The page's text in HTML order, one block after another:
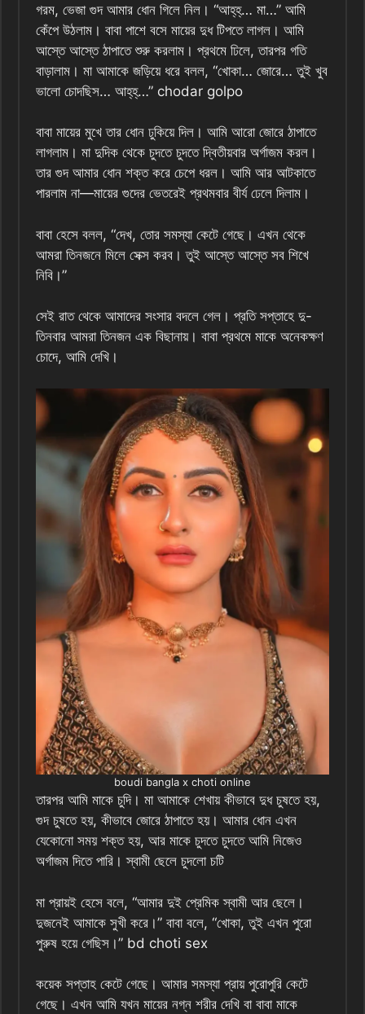
গরম, ভেজা গুদ আমার ধোন গিলে নিল। “আহ্‌হ্‌… মা…” আমি
কেঁপে উঠলাম। বাবা পাশে বসে মায়ের দুধ টিপতে লাগল। আমি
আস্তে আস্তে ঠাপাতে শুরু করলাম। প্রথমে ঢিলে, তারপর গতি
বাড়ালাম। মা আমাকে জড়িয়ে ধরে বলল, “খোকা… জোরে… তুই খুব
ভালো চোদছিস… আহ্‌হ্‌…” chodar golpo
বাবা মায়ের মুখে তার ধোন ঢুকিয়ে দিল। আমি আরো জোরে ঠাপাতে
লাগলাম। মা দুদিক থেকে চুদতে চুদতে দ্বিতীয়বার অর্গাজম করল।
তার গুদ আমার ধোন শক্ত করে চেপে ধরল। আমি আর আটকাতে
পারলাম না—মায়ের গুদের ভেতরেই প্রথমবার বীর্য ঢেলে দিলাম।
বাবা হেসে বলল, “দেখ, তোর সমস্যা কেটে গেছে। এখন থেকে
আমরা তিনজনে মিলে সেক্স করব। তুই আস্তে আস্তে সব শিখে
নিবি।”
সেই রাত থেকে আমাদের সংসার বদলে গেল। প্রতি সপ্তাহে দু-
তিনবার আমরা তিনজন এক বিছানায়। বাবা প্রথমে মাকে অনেকক্ষণ
চোদে, আমি দেখি।
boudi bangla x choti online
তারপর আমি মাকে চুদি। মা আমাকে শেখায় কীভাবে দুধ চুষতে হয়,
গুদ চুষতে হয়, কীভাবে জোরে ঠাপাতে হয়। আমার ধোন এখন
যেকোনো সময় শক্ত হয়, আর মাকে চুদতে চুদতে আমি নিজেও
অর্গাজম দিতে পারি। স্বামী ছেলে চুদলো চটি
মা প্রায়ই হেসে বলে, “আমার দুই প্রেমিক স্বামী আর ছেলে।
দুজনেই আমাকে সুখী করে।” বাবা বলে, “খোকা, তুই এখন পুরো
পুরুষ হয়ে গেছিস।” bd choti sex
কয়েক সপ্তাহ কেটে গেছে। আমার সমস্যা প্রায় পুরোপুরি কেটে
গেছে। এখন আমি যখন মায়ের নগ্ন শরীর দেখি বা বাবা মাকে